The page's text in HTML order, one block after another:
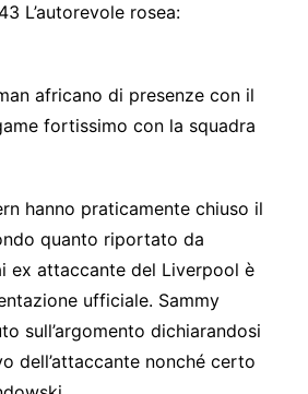
L’autorevole rosea:
africano di presenze con il
fortissimo con la squadra
hanno praticamente chiuso il
quanto riportato da
ex attaccante del Liverpool è
ufficiale. Sammy
sull’argomento dichiarandosi
dell’attaccante nonché certo